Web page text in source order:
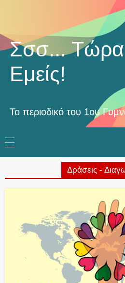
Σσσ... Τώρα
Εμείς!
Το περιοδικό του 1ου
Δράσεις -